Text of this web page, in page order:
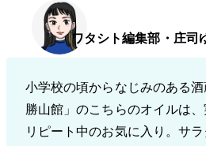
ワタシト編集部・庄司
小学校の頃からなじみのある酒
勝山館」のこちらのオイルは、
リピート中のお気に入り。サ